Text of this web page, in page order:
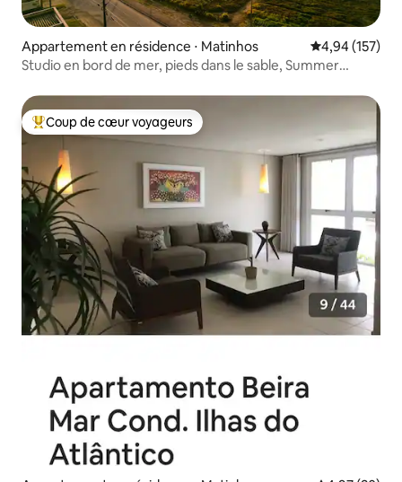
Appartement en résidence ⋅ Matinhos Évaluation
4,94 (157)
Studio en bord de mer, pieds dans le sable, Summer
Coups de cœur voyageurs les plus appréciés
Coup de cœur voyageurs